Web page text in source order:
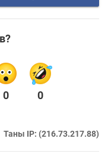
0 0
Таны IP: (216.73.217.88)